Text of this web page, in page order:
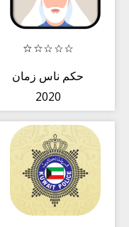
حكم ناس زمان
2020